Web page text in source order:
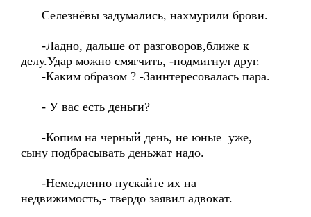
Селезнёвы задумались, нахмурили брови.
-Ладно, дальше от разговоров,ближе к
делу.Удар можно смягчить, -подмигнул друг.
-Каким образом ? -Заинтересовалась пара.
- У вас есть деньги?
-Копим на черный день, не юные уже,
сыну подбрасывать деньжат надо.
-Немедленно пускайте их на
недвижимость,- твердо заявил адвокат.